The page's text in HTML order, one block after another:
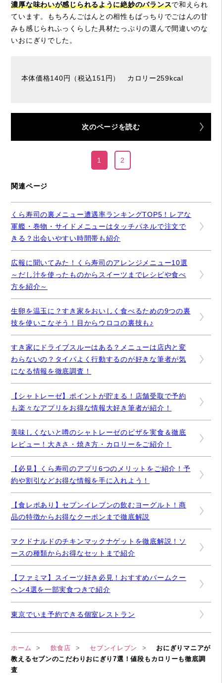
濃厚な味わいが感じられるように絶妙のバランスで和えられ
ています。もちろんごはんとの相性もばっちりでごはんの甘
みも感じられふっくらした具材たっぷりの選んで間違いのな
いおにぎりでした。
本体価格140円（税込151円） カロリー259kcal
次のページを読む
1 2
関連ページ
くら寿司の裏メニュー遭遇率ランキングTOP5！レアな
軍艦・巻物・サイドメニューはタッチパネルで注文で
きる？出会いやすい時間帯も紹介
広報に聞いてみた！くら寿司のアレンジメニュー10選
～だし汁を使ったものからスイーツまでレシピや食べ
方を紹介～
生卵を温玉に？すき家をおいしく食べるための9つの裏
技を使いこなそう！目からウロコの裏技も♪
すき家にドライブスルーはある？メニューは店内と変
わらないの？タイパよく行動するのが好きな筆者が気
になる情報を徹底調査！
【シャトレーゼ】ポイントが貯まる！店舗受取で予約
も楽々なアプリをお得な情報大好き筆者が紹介！
美味しくないと噂のシャトレーゼのピザを実食＆徹底
レビュー！大きさ・焼き方・カロリーをご紹介！
【必見】くら寿司のアプリ6つのメリットをご紹介！予
約や割引などお得な情報を手に入れよう！
【食レポあり】セブンイレブンの飲むヨーグルト！商
品の特徴からお得なクーポンまで徹底解説
マクドナルドのチキンマックナゲットを徹底解説！ソ
ースの種類からお得なセットまで紹介
【ファミマ】スイーツ好き必見！おすすめバームクー
ヘン4選を一部実食つきで紹介
東京でいま予約できる個室レストラン
ホーム 飲食店 セブンイレブン
おにぎりマニアが
教えるセブンのこだわりおにぎり7選！値段もカロリーも徹底調
査